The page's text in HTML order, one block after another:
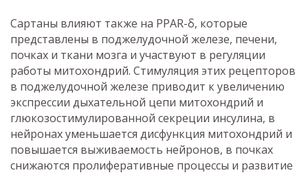
Сартаны влияют также на PPAR-δ, которые
представлены в поджелудочной железе, печени,
почках и ткани мозга и участвуют в регуляции
работы митохондрий. Стимуляция этих рецепторов
в поджелудочной железе приводит к увеличению
экспрессии дыхательной цепи митохондрий и
глюкозостимулированной секреции инсулина, в
нейронах уменьшается дисфункция митохондрий и
повышается выживаемость нейронов, в почках
снижаются пролиферативные процессы и развитие